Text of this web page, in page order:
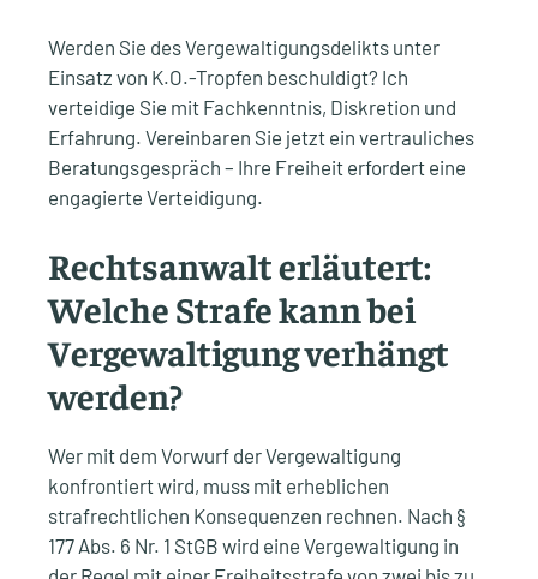
Werden Sie des Vergewaltigungsdelikts unter
Einsatz von K.O.-Tropfen beschuldigt? Ich
verteidige Sie mit Fachkenntnis, Diskretion und
Erfahrung. Vereinbaren Sie jetzt ein vertrauliches
Beratungsgespräch – Ihre Freiheit erfordert eine
engagierte Verteidigung.
Rechtsanwalt erläutert:
Welche Strafe kann bei
Vergewaltigung verhängt
werden?
Wer mit dem Vorwurf der Vergewaltigung
konfrontiert wird, muss mit erheblichen
strafrechtlichen Konsequenzen rechnen. Nach §
177 Abs. 6 Nr. 1 StGB wird eine Vergewaltigung in